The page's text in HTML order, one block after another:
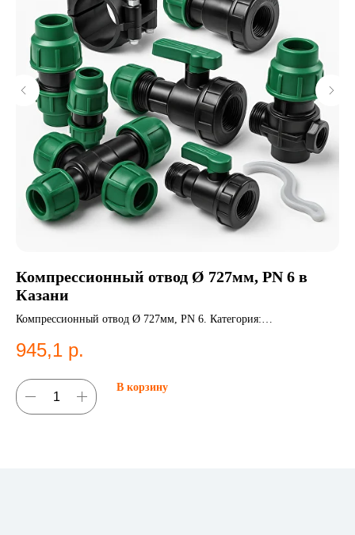
Компрессионный отвод Ø 727мм, PN 6 в
Казани
Компрессионный отвод Ø 727мм, PN 6. Категория:
945,1 р.
В корзину